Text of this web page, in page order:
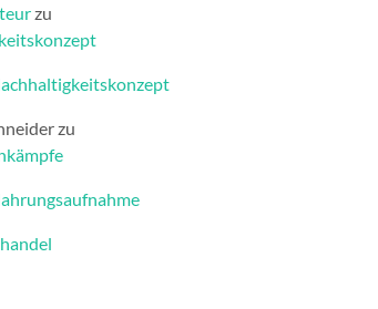
zu
zu